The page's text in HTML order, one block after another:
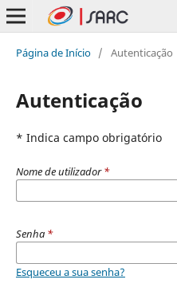
Página de Início / Autenticação
Autenticação
* Indica campo obrigatório
Nome de utilizador*
Senha *
Esqueceu a sua senha?